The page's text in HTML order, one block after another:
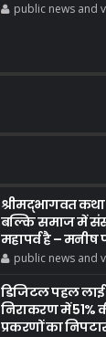
public news and
श्रीमद्भागवत
बल्कि समाज में
महापर्व है – मनीष
public news and
डिजिटल पहल लाई
निराकरण में 51%
प्रकरणों का